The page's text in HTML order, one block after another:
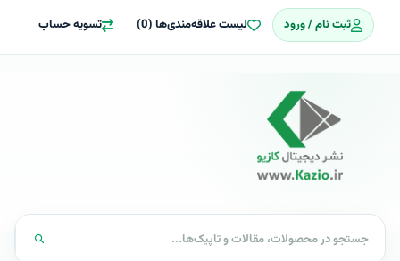
ثبت نام / ورود لیست علاقه‌مندی‌ها (0) تسویه حساب